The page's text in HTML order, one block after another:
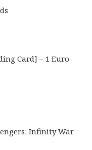
Card] – 1 Euro
Infinity War